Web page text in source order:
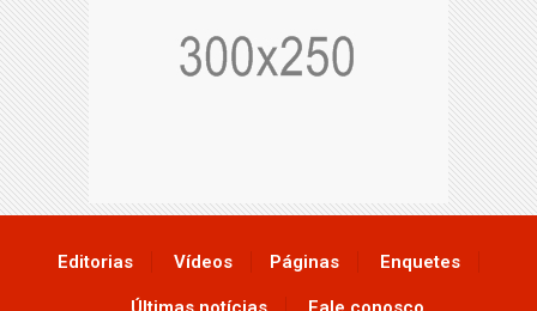
Editorias Vídeos Páginas Enquetes